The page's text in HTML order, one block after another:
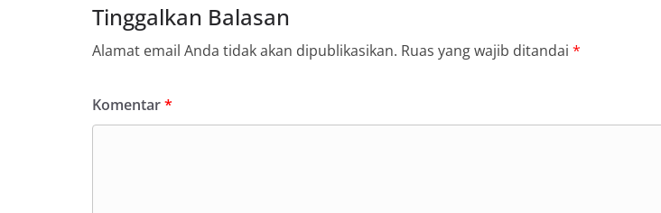
Tinggalkan Balasan
Alamat email Anda tidak akan dipublikasikan. Ruas yang wajib ditandai *
Komentar*